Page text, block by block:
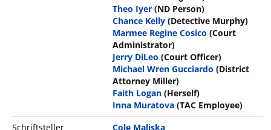
Theo Iyer (ND Person)
Chance Kelly (Detective Murphy)
Marmee Regine Cosico (Court
Administrator)
Jerry DiLeo (Court Officer)
Michael Wren Gucciardo (District
Attorney Miller)
Faith Logan (Herself)
Inna Muratova (TAC Employee)
Schriftsteller
Cole Maliska